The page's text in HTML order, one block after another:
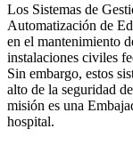
Los Sistemas de
Automatización de
en el mantenimiento
instalaciones civiles
Sin embargo, estos
alto de la seguridad
misión es una
hospital.